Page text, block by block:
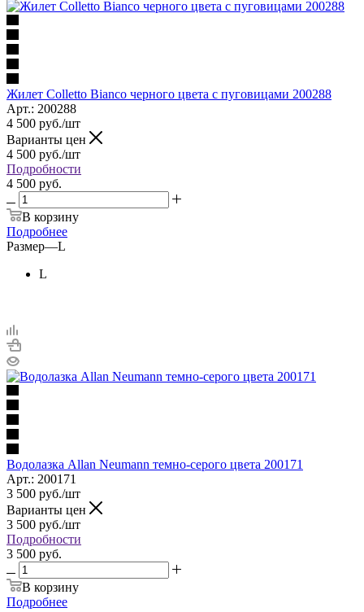
Жилет Colletto Bianco черного цвета с пуговицами 200288
Арт.: 200288
4 500 руб./шт
Варианты цен
4 500 руб./шт
Подробности
4 500 руб.
В корзину
Подробнее
Размер—L
L
Водолазка Allan Neumann темно-серого цвета 200171
Арт.: 200171
3 500 руб./шт
Варианты цен
3 500 руб./шт
Подробности
3 500 руб.
В корзину
Подробнее